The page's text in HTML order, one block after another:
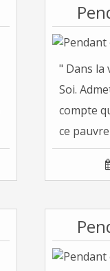
" Dans la
Soi.
compte
ce